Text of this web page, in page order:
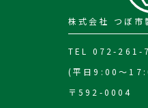
株式会社 つぼ市
TEL 072-261-
(平日9:00～
〒592-0004